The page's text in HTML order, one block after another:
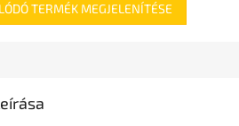
TERMÉK MEGJELENÍTÉSE